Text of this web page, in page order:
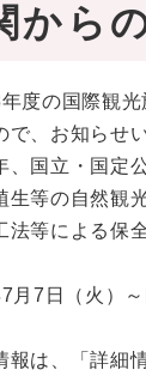
から
度の国際観
、お知らせ
、国立・国定
生等の自然観
法等による保
月7日（火）
報は、「詳細